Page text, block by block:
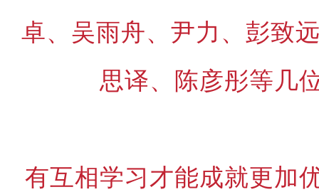
卓、吴雨舟、尹力、彭致
思译、陈彦彤等几
有互相学习才能成就更加